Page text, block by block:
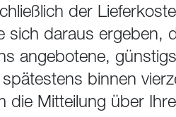
der
sich daraus ergeben,
angebotene,
binnen
die Mitteilung über